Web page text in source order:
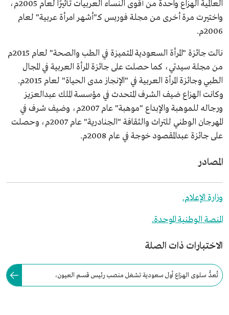
العالمية الهزاع واحدة من أقوى النساء العربيات تأثيرًا لعام 2005م،
واختيرت مرة أخرى من مجلة فوربس كـ"أشهر امرأة عربية" لعام
2006م.
نالت جائزة "المرأة السعودية المتميزة في الطب والصحة" لعام 2015م
من مجلة سيدتي، كما حصلت على جائزة المرأة العربية في المجال
الطبي وجائزة المرأة العربية في "الإنجاز مدى الحياة" لعام 2015م.
وكانت الهزاع ضيف الشرف المتحدث في مؤسسة الملك عبدالعزيز
ورجاله للموهبة والإبداع "موهبة" عام 2007م، وضيف شرف في
المهرجان الوطني للتراث والثقافة "الجنادرية" عام 2007م، وحصلت
على جائزة عبدالمقصود خوجة في عام 2008م.
المصادر
وزارة الإعلام.
المنصة الوطنية الموحدة.
الاختبارات ذات الصلة
تُعدُّ سلوى الهزاع أول سعودية تشغل منصب رئيس قسم العيون،